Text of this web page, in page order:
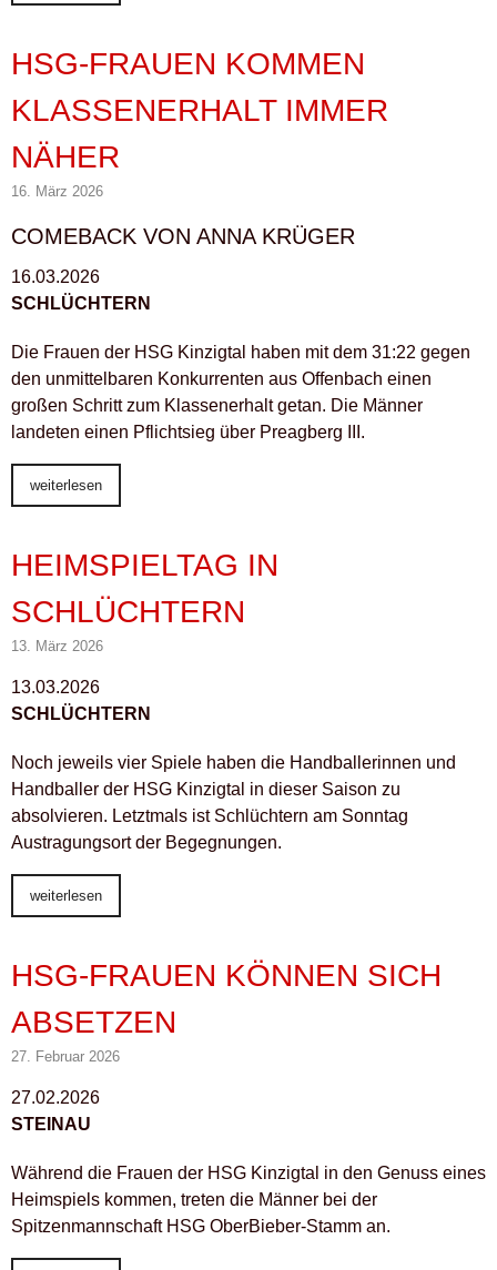
HSG-FRAUEN KOMMEN
KLASSENERHALT IMMER
NÄHER
16. März 2026
COMEBACK VON ANNA KRÜGER
16.03.2026
SCHLÜCHTERN
Die Frauen der HSG Kinzigtal haben mit dem 31:22 gegen
den unmittelbaren Konkurrenten aus Offenbach einen
großen Schritt zum Klassenerhalt getan. Die Männer
landeten einen Pflichtsieg über Preagberg III.
weiterlesen
HEIMSPIELTAG IN
SCHLÜCHTERN
13. März 2026
13.03.2026
SCHLÜCHTERN
Noch jeweils vier Spiele haben die Handballerinnen und
Handballer der HSG Kinzigtal in dieser Saison zu
absolvieren. Letztmals ist Schlüchtern am Sonntag
Austragungsort der Begegnungen.
weiterlesen
HSG-FRAUEN KÖNNEN SICH
ABSETZEN
27. Februar 2026
27.02.2026
STEINAU
Während die Frauen der HSG Kinzigtal in den Genuss eines
Heimspiels kommen, treten die Männer bei der
Spitzenmannschaft HSG OberBieber-Stamm an.